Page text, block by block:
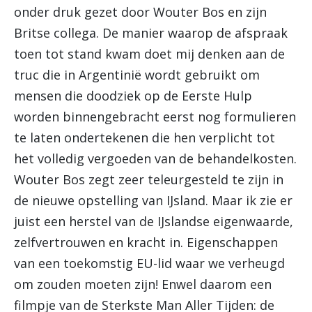
onder druk gezet door Wouter Bos en zijn
Britse collega. De manier waarop de afspraak
toen tot stand kwam doet mij denken aan de
truc die in Argentinië wordt gebruikt om
mensen die doodziek op de Eerste Hulp
worden binnengebracht eerst nog formulieren
te laten ondertekenen die hen verplicht tot
het volledig vergoeden van de behandelkosten.
Wouter Bos zegt zeer teleurgesteld te zijn in
de nieuwe opstelling van IJsland. Maar ik zie er
juist een herstel van de IJslandse eigenwaarde,
zelfvertrouwen en kracht in. Eigenschappen
van een toekomstig EU-lid waar we verheugd
om zouden moeten zijn! Enwel daarom een
filmpje van de Sterkste Man Aller Tijden: de